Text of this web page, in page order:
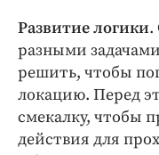
Развитие логики.
разными
решить, чтобы
локацию. Перед
смекалку, чтобы
действия для